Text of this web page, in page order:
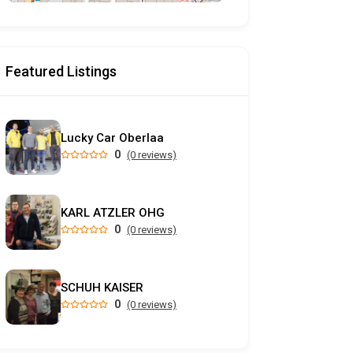
Featured Listings
Lucky Car Oberlaa
0 (0 reviews)
KARL ATZLER OHG
0 (0 reviews)
SCHUH KAISER
0 (0 reviews)